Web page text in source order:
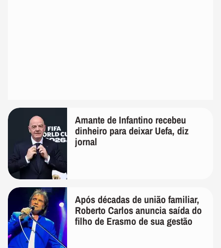
Amante de Infantino recebeu
dinheiro para deixar Uefa, diz
jornal
Após décadas de união familiar,
Roberto Carlos anuncia saída do
filho de Erasmo de sua gestão